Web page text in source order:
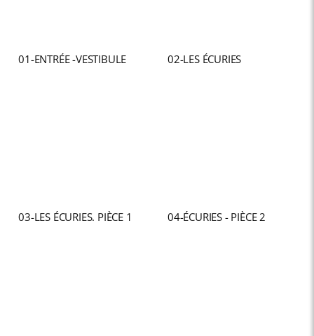
01-ENTRÉE -VESTIBULE 02-LES ÉCURIES
03-LES ÉCURIES. PIÈCE 1 04-ÉCURIES - PIÈCE 2